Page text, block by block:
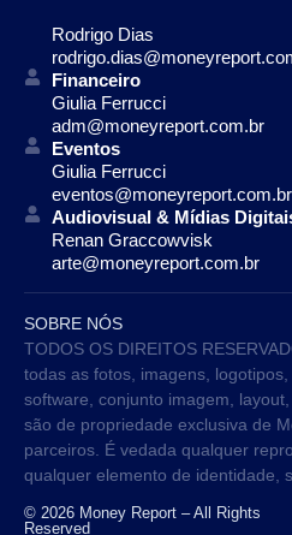
Rodrigo Dias
Financeiro
Giulia Ferrucci
adm@moneyreport.com.br
Eventos
Giulia Ferrucci
eventos@moneyreport.com.br
Audiovisual & Mídias
Renan Graccowvisk
arte@moneyreport.com.br
SOBRE NÓS
TODOS OS DIREITOS
todas as fotos, imagens, logotipos,
software, conjunto imagem,
são de propriedade exclusiva de
parceiros. É vedada qualquer
qualquer elemento de identidade,
© 2026 Money Report – All Rights
Reserved